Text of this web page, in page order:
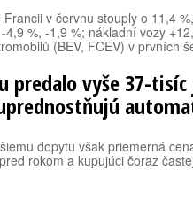
v červnu stouply o 11,4
%, -1,9 %; nákladní vozy
(BEV, FCEV) v prvních
predalo vyše 37-
dopytu však priemerná
rokom a kupujúci čoraz